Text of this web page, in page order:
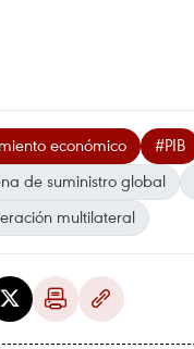
económico #PIB
de suministro global
multilateral